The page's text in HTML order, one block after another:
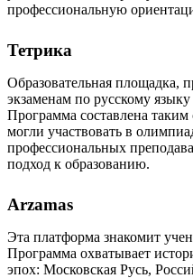
профессиональную
Тетрика
Образовательная площадка,
экзаменам по русскому
Программа составлена
могли участвовать в
профессиональных
подход к образованию.
Arzamas
Эта платформа знакомит
Программа охватывает
эпох: Московская Русь,